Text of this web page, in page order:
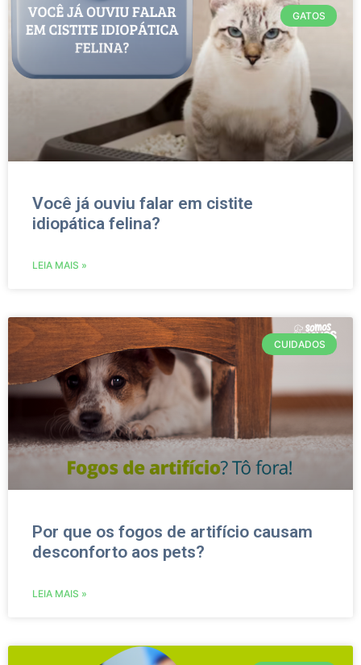
GATOS
Você já ouviu falar em cistite
idiopática felina?
LEIA MAIS »
CUIDADOS
Por que os fogos de artifício causam
desconforto aos pets?
LEIA MAIS »